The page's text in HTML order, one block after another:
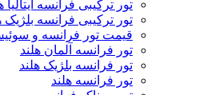
تور ترکیبی فرانسه ایتالیا
تور ترکیبی فرانسه بلژیک
قیمت تور فرانسه و
تور فرانسه آلمان هلند
تور فرانسه بلژیک هلند
تور فرانسه هلند